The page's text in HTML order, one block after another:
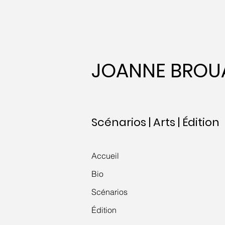
JOANNE
Accueil
Bio
Scénarios
Édition
Scénarios | Arts | Édition